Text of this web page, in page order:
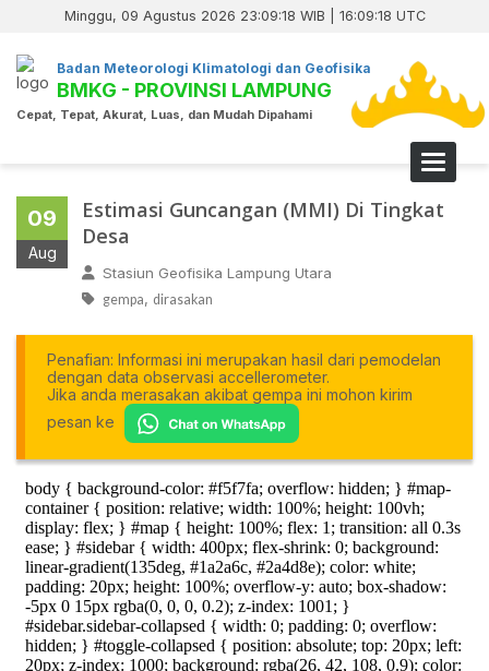
Minggu, 09 Agustus 2026 23:09:18 WIB | 16:09:18 UTC
Badan Meteorologi Klimatologi dan Geofisika
BMKG - PROVINSI LAMPUNG
Cepat, Tepat, Akurat, Luas, dan Mudah Dipahami
Toggle
09
Aug
Estimasi Guncangan (MMI) Di Tingkat
Desa
Stasiun Geofisika Lampung Utara
gempa, dirasakan
Penafian: Informasi ini merupakan hasil dari pemodelan
dengan data observasi accellerometer.
Jika anda merasakan akibat gempa ini mohon kirim
pesan ke